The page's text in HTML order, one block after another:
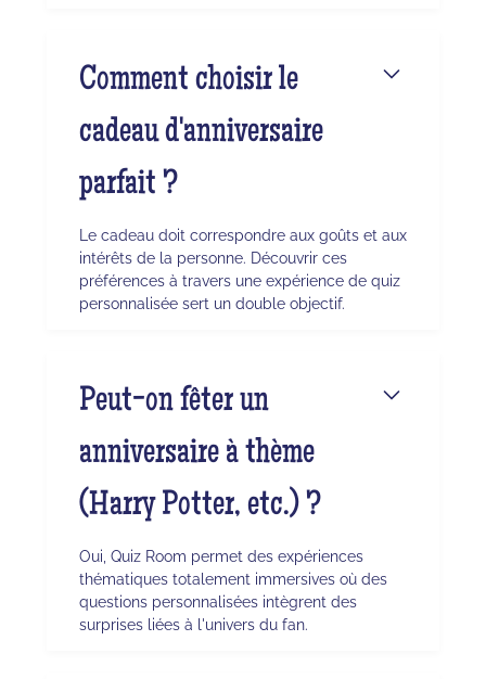
Comment choisir le
cadeau d'anniversaire
parfait ?
Le cadeau doit correspondre aux goûts et aux
intérêts de la personne. Découvrir ces
préférences à travers une expérience de quiz
personnalisée sert un double objectif.
Peut-on fêter un
anniversaire à thème
(Harry Potter, etc.) ?
Oui, Quiz Room permet des expériences
thématiques totalement immersives où des
questions personnalisées intègrent des
surprises liées à l'univers du fan.